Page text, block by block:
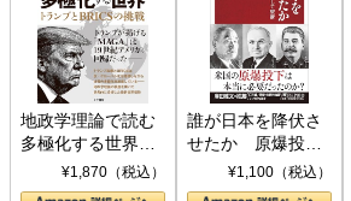
地政学理論で読む
多極化する世界：
トランプとBRICS
の挑戦
¥1,870（税込）
誰が日本を降伏さ
せたか 原爆投
下、ソ連参戦、そ
して聖断 (PHP新
¥1,100（税込）